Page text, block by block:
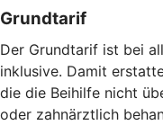
Grundtarif
Der Grundtarif ist bei
inklusive. Damit
die die Beihilfe nicht
oder zahnärztlich